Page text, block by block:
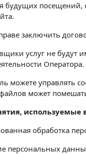
будущих посещений,
заключить
услуг не
Оператора.
можете управлять
может
используемые
обработка
персональных